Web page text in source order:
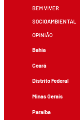
BEM VIVER
SOCIOAMBIENTAL
OPINIÃO
Bahia
Ceará
Distrito Federal
Minas Gerais
Paraíba